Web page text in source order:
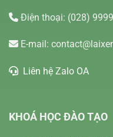
Điện thoại: (028)
E-mail:
Liên hệ Zalo OA
KHOÁ HỌC ĐÀO TẠO